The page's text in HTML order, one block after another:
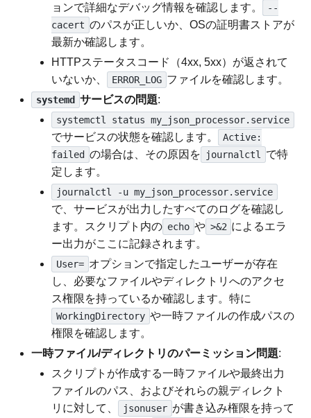
ョンで詳細なデバッグ情報を確認します。
--
cacert のパスが正しいか、OSの証明書ストアが
最新か確認します。
HTTPステータスコード（4xx, 5xx）が返されて
いないか、
ERROR_LOG ファイルを確認します。
systemd サービスの問題:
systemctl status my_json_processor.service
でサービスの状態を確認します。
Active:
failed の場合は、その原因を journalctl
で特
定します。
journalctl -u my_json_processor.service
で、サービスが出力したすべてのログを確認し
ます。スクリプト内の echo や >&2 によるエラ
ー出力がここに記録されます。
User= オプションで指定したユーザーが存在
し、必要なファイルやディレクトリへのアクセ
ス権限を持っているか確認します。特に
WorkingDirectory や一時ファイルの作成パスの
権限を確認します。
一時ファイル/ディレクトリのパーミッション問題:
スクリプトが作成する一時ファイルや最終出力
ファイルのパス、およびそれらの親ディレクト
リに対して、
jsonuser が書き込み権限を持って